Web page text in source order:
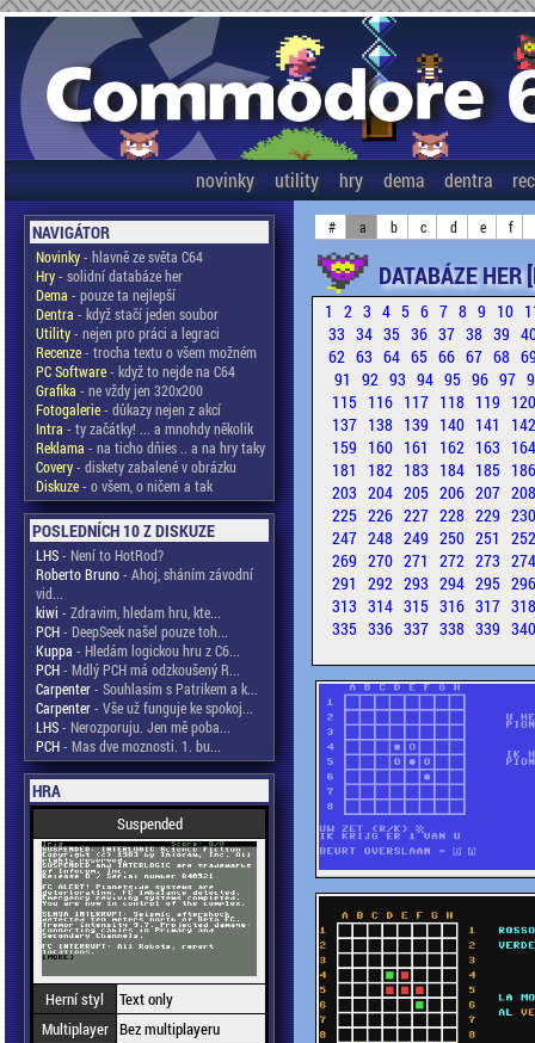
novinky utility hry dema dentra
NAVIGÁTOR
Novinky- hlavně ze světa C64
Hry- solidní databáze her
Dema - pouze ta nejlepší
Dentra - když stačí jeden soubor
Utility- nejen pro práci a legraci
Recenze- trocha textu o všem možném
PC Software- když to nejde na C64
Grafika - ne vždy jen 320x200
Fotogalerie- důkazy nejen z akcí
Intra - ty začátky! ... a mnohdy několik
Reklama - na ticho dňies .. a na hry taky
Covery- diskety zabalené v obrázku
Diskuze- o všem, o ničem a tak
POSLEDNÍCH 10 Z DISKUZE
LHS- Není to HotRod?
Roberto Bruno- Ahoj, sháním závodní
vid...
kiwi - Zdravim, hledam hru, kte...
PCH- DeepSeek našel pouze toh...
Kuppa - Hledám logickou hru z C6...
PCH- Mdlý PCH má odzkoušený R...
Carpenter- Souhlasím s Patrikem a k...
Carpenter- Vše už funguje ke spokoj...
LHS- Nerozporuju. Jen mě poba...
PCH- Mas dve moznosti. 1. bu...
HRA
Suspended
Herní styl
Text only
Multiplayer Bez multiplayeru
# a b c d e f
DATABÁZE
1 2 3 4 5 6 7 8 9 10
33 34 35 36 37 38 39
62 63 64 65 66 67 68
91 92 93 94 95 96 97
115 116 117 118 119
137 138 139 140 141
159 160 161 162 163
181
182 183 184 185
203 204 205 206 207
225 226 227 228 229
247 248 249 250 251
269 270 271 272 273
291 292 293 294 295
313 314 315 316 317
335 336 337 338 339